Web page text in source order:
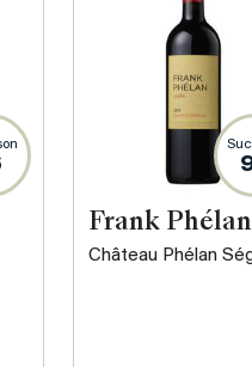
Frank Phélan
Château Phélan